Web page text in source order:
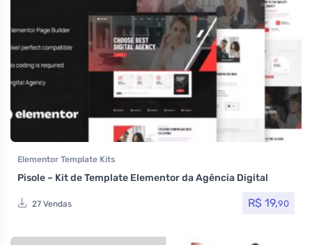
Elementor Template Kits
Pisole – Kit de Template Elementor da Agência Digital
27 Vendas R$ 19,90